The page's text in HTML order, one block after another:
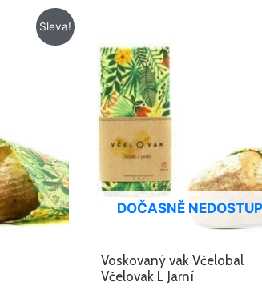
Sleva!
DOČASNĚ
Voskovaný vak Včelobal
Včelovak L Jarní
byla:
599 Kč.